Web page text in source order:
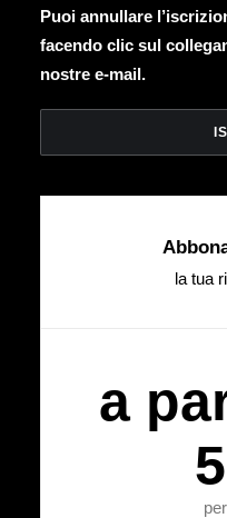
Puoi annullare
facendo clic sul
nostre e-mail.
la tua
a